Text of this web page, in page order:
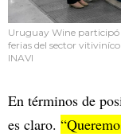
Uruguay Wine participó
ferias del sector
INAVI
En términos de
es claro.